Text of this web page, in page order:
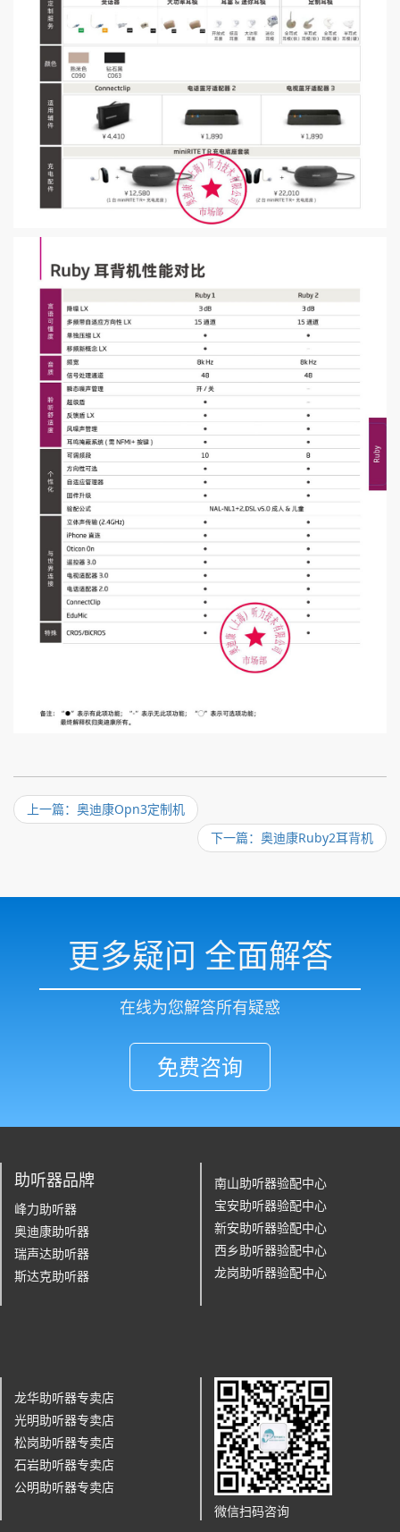
上一篇：奥迪康Opn3定制机
下一篇：奥迪康Ruby2耳背机
更多疑问 全面解答
在线为您解答所有疑惑
免费咨询
助听器品牌
峰力助听器
奥迪康助听器
瑞声达助听器
斯达克助听器
南山助听器验配中心
宝安助听器验配中心
新安助听器验配中心
西乡助听器验配中心
龙岗助听器验配中心
龙华助听器专卖店
光明助听器专卖店
松岗助听器专卖店
石岩助听器专卖店
公明助听器专卖店
微信扫码咨询